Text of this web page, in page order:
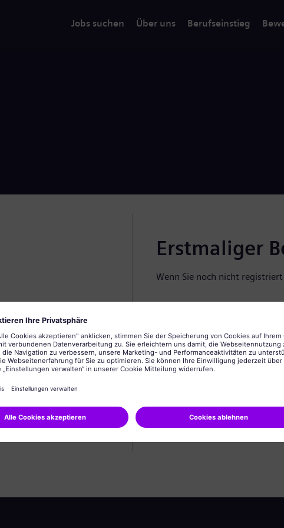
Jobs suchen Über uns Berufseinstieg
Erstmaliger
Wenn Sie noch nicht